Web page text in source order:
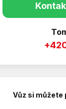
Vůz si můžete